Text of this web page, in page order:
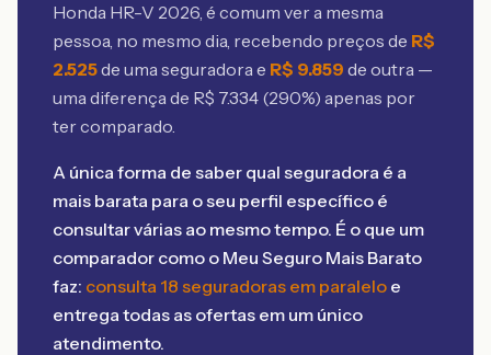
Honda HR-V 2026, é comum ver a mesma
pessoa, no mesmo dia, recebendo preços de R$
2.525de uma seguradora e R$ 9.859 de outra —
uma diferença de R$ 7.334 (290%) apenas por
ter comparado.
A única forma de saber qual seguradora é a
mais barata para o seu perfil específico é
consultar várias ao mesmo tempo. É o que um
comparador como o Meu Seguro Mais Barato
faz: consulta 18 seguradoras em paralelo e
entrega todas as ofertas em um único
atendimento.